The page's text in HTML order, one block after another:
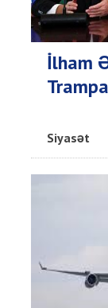
İlham
Siyasət